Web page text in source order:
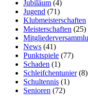
Jubiläum (4)
Jugend (71)
Klubmeisterschaften
Meisterschaften (25)
News (41)
Punktspiele (77)
Schaden (1)
Schleifchentunier(8)
Schultennis (1)
Senioren (72)